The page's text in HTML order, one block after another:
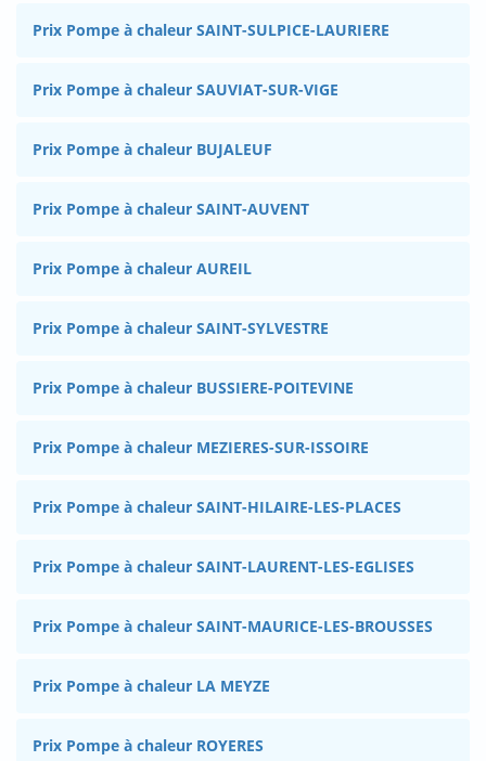
Prix Pompe à chaleur SAINT-SULPICE-LAURIERE
Prix Pompe à chaleur SAUVIAT-SUR-VIGE
Prix Pompe à chaleur BUJALEUF
Prix Pompe à chaleur SAINT-AUVENT
Prix Pompe à chaleur AUREIL
Prix Pompe à chaleur SAINT-SYLVESTRE
Prix Pompe à chaleur BUSSIERE-POITEVINE
Prix Pompe à chaleur MEZIERES-SUR-ISSOIRE
Prix Pompe à chaleur SAINT-HILAIRE-LES-PLACES
Prix Pompe à chaleur SAINT-LAURENT-LES-EGLISES
Prix Pompe à chaleur SAINT-MAURICE-LES-BROUSSES
Prix Pompe à chaleur LA MEYZE
Prix Pompe à chaleur ROYERES